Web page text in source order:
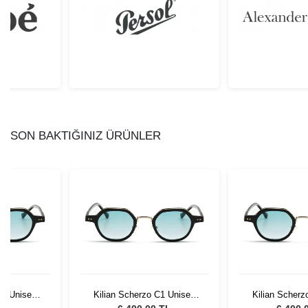
SON BAKTIĞINIZ ÜRÜNLER
Unisex
Kilian Scherzo C1 Unisex
Kilian